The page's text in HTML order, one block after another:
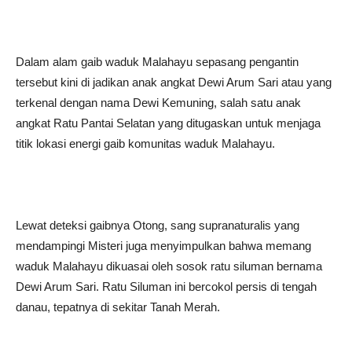
Dalam alam gaib waduk Malahayu sepasang pengantin
tersebut kini di jadikan anak angkat Dewi Arum Sari atau yang
terkenal dengan nama Dewi Kemuning, salah satu anak
angkat Ratu Pantai Selatan yang ditugaskan untuk menjaga
titik lokasi energi gaib komunitas waduk Malahayu.
Lewat deteksi gaibnya Otong, sang supranaturalis yang
mendampingi Misteri juga menyimpulkan bahwa memang
waduk Malahayu dikuasai oleh sosok ratu siluman bernama
Dewi Arum Sari. Ratu Siluman ini bercokol persis di tengah
danau, tepatnya di sekitar Tanah Merah.